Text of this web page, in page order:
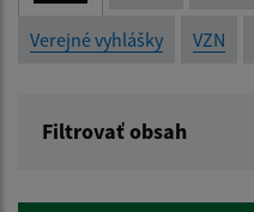
Verejné vyhlášky VZN
Filtrovať obsah